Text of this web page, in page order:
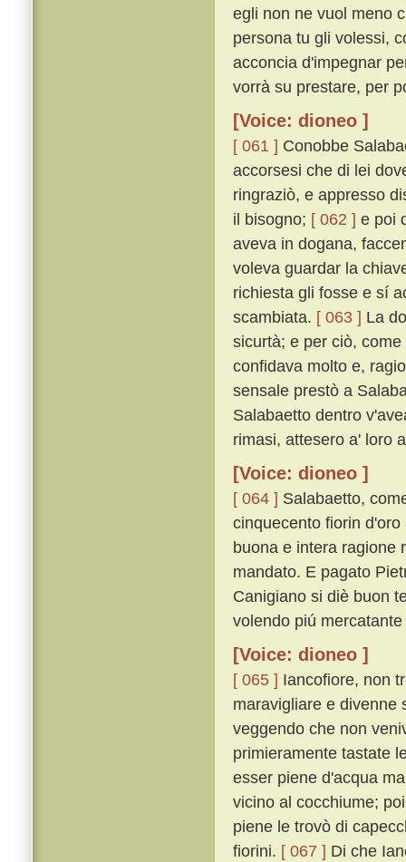
egli non ne vuol meno
persona tu gli volessi,
acconcia d'impegnar
vorrà su prestare, per
[Voice: dioneo ]
[ 061 ] Conobbe
accorsesi che di lei
ringraziò, e appresso
il bisogno; [ 062 ] e poi
aveva in dogana,
voleva guardar la
richiesta gli fosse e sí
scambiata. [ 063 ] La
sicurtà; e per ciò,
confidava molto e,
sensale prestò a
Salabaetto dentro
rimasi, attesero a' loro
[Voice: dioneo ]
[ 064 ] Salabaetto,
cinquecento fiorin
buona e intera ragione
mandato. E pagato
Canigiano si diè buon
volendo piú
[Voice: dioneo ]
[ 065 ] Iancofiore, non
maravigliare e divenne
veggendo che non
primieramente tastate
esser piene d'acqua
vicino al cocchiume;
piene le trovò di
fiorini. [ 067 ] Di che